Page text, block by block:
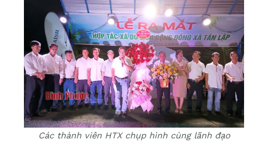
Các thành viên HTX chụp hình cùng lãnh đạo